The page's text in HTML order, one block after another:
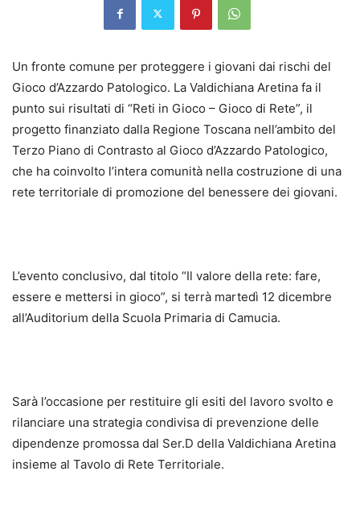
Un fronte comune per proteggere i giovani dai rischi del
Gioco d’Azzardo Patologico. La Valdichiana Aretina fa il
punto sui risultati di “Reti in Gioco – Gioco di Rete”, il
progetto finanziato dalla Regione Toscana nell’ambito del
Terzo Piano di Contrasto al Gioco d’Azzardo Patologico,
che ha coinvolto l’intera comunità nella costruzione di una
rete territoriale di promozione del benessere dei giovani.
L’evento conclusivo, dal titolo “Il valore della rete: fare,
essere e mettersi in gioco”, si terrà martedì 12 dicembre
all’Auditorium della Scuola Primaria di Camucia.
Sarà l’occasione per restituire gli esiti del lavoro svolto e
rilanciare una strategia condivisa di prevenzione delle
dipendenze promossa dal Ser.D della Valdichiana Aretina
insieme al Tavolo di Rete Territoriale.